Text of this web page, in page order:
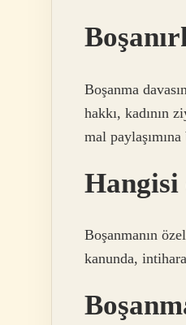
Boşanma
hakkı, kadının
mal
Hangisi
Boşanmanın
kanunda,